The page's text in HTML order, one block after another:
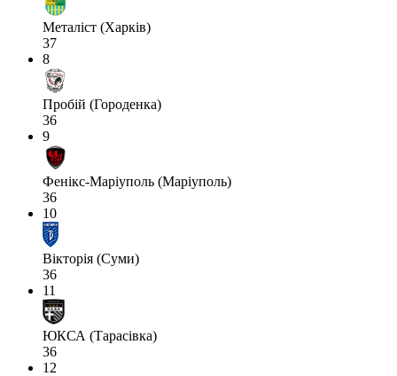
Металіст (Харків)
37
8
Пробій (Городенка)
36
9
Фенікс-Маріуполь (Маріуполь)
36
10
Вікторія (Суми)
36
11
ЮКСА (Тарасівка)
36
12